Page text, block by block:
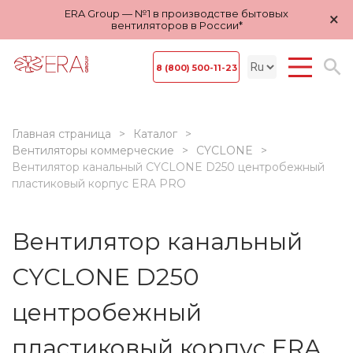
ERA Group — №1 в производстве бытовых
вентиляторов в России*
×
8 (800) 500-11-23
Главная страница
Каталог
Вентиляторы коммерческие
CYCLONE
Вентилятор канальный CYCLONE D250 центробежный
пластиковый корпус ERA PRO
Вентилятор канальный
CYCLONE D250
центробежный